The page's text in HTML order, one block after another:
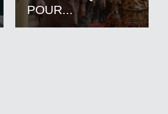
POUR...